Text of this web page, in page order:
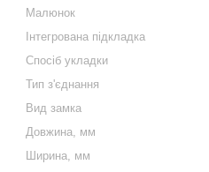
Малюнок
Інтегрована підкладка
Спосіб укладки
Тип з'єднання
Вид замка
Довжина, мм
Ширина, мм